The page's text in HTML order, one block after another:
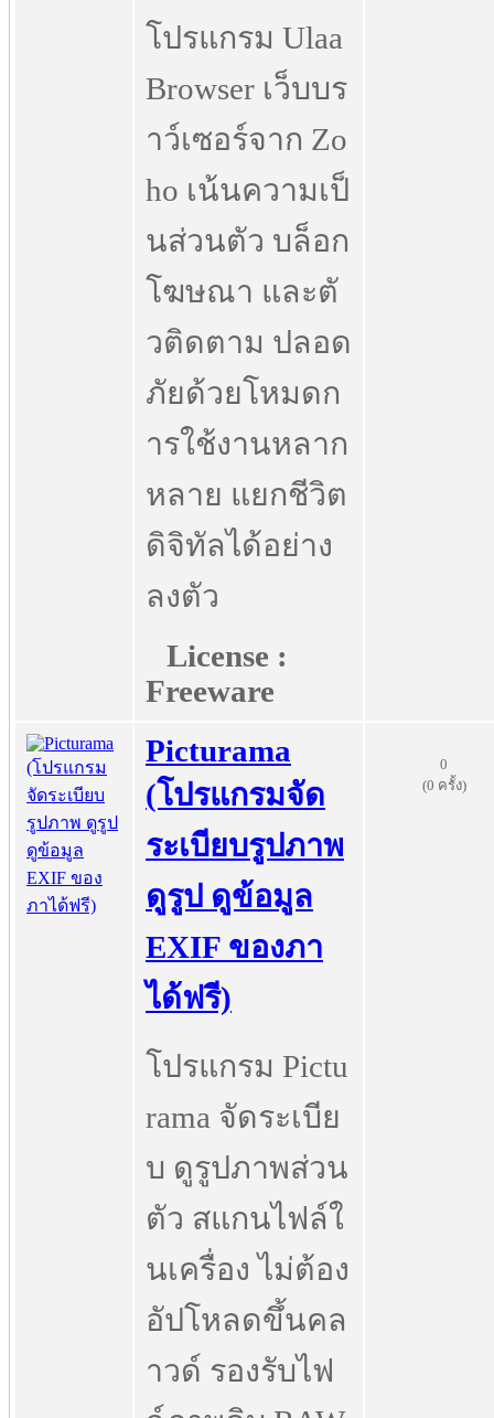
โปรแกรม Ulaa
Browser เว็บบร
าว์เซอร์จาก Zo
ho เน้นความเป็
นส่วนตัว บล็อก
โฆษณา และตั
วติดตาม ปลอด
ภัยด้วยโหมดก
ารใช้งานหลาก
หลาย แยกชีวิต
ดิจิทัลได้อย่าง
ลงตัว
License :
Freeware
Picturama
(โปรแกรมจัด
ระเบียบรูปภาพ
ดูรูป ดูข้อมูล
EXIF ของภา
ได้ฟรี)
โปรแกรม Pictu
rama จัดระเบีย
บ ดูรูปภาพส่วน
ตัว สแกนไฟล์ใ
นเครื่อง ไม่ต้อง
อัปโหลดขึ้นคล
าวด์ รองรับไฟ
0
(0 ครั้ง)